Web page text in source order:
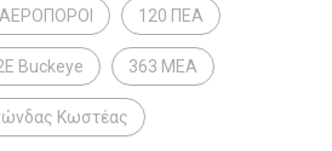
120 ΠΕΑ
Buckeye 363 ΜΕΑ
Κωστέας